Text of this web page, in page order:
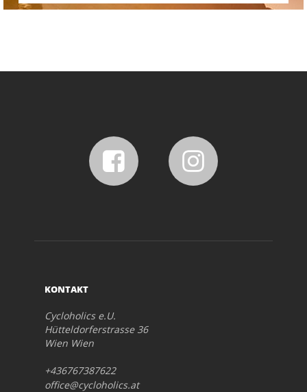
KONTAKT
Cycloholics e.U.
Hütteldorferstrasse 36
Wien Wien
+436767387622
office@cycloholics.at